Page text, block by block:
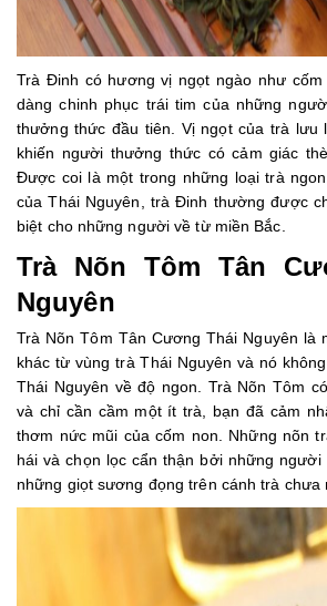
Trà Đinh có hương vị ngọt ngào như
dàng chinh phục trái tim của những
thưởng thức đầu tiên. Vị ngọt của trà lưu
khiến người thưởng thức có cảm giác
Được coi là một trong những loại trà
của Thái Nguyên, trà Đinh thường được
biệt cho những người về từ miền Bắc.
Trà Nõn Tôm Tân
Nguyên
Trà Nõn Tôm Tân Cương Thái Nguyên là
khác từ vùng trà Thái Nguyên và nó
Thái Nguyên về độ ngon. Trà Nõn Tôm
và chỉ cần cầm một ít trà, bạn đã cảm
thơm nức mũi của cốm non. Những nõn
hái và chọn lọc cẩn thận bởi những
những giọt sương đọng trên cánh trà chưa